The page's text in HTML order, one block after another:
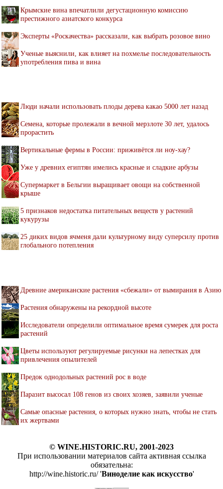
Крымские вина впечатлили дегустационную комиссию
престижного азиатского конкурса
Эксперты «Роскачества» рассказали, как выбрать розовое вино
Ученые выяснили, как влияет на похмелье последовательность
употребления пива и вина
Люди начали использовать плоды дерева какао 5000 лет назад
Семена, которые пролежали в вечной мерзлоте 30 лет, удалось
прорастить
Вертикальные фермы в России: приживётся ли ноу-хау?
Уже у древних египтян имелись красные и сладкие арбузы
Супермаркет в Бельгии выращивает овощи на собственной
крыше
5 признаков недостатка питательных веществ у растений
кукурузы
25 диких видов ячменя дали культурному виду суперсилу против
глобального потепления
Древние американские растения «сбежали» от вымирания в Азию
Растения обнаружены на рекордной высоте
Исследователи определили оптимальное время сумерек для роста
растений
Цветы используют регулируемые рисунки на лепестках для
привлечения опылителей
Предок однодольных растений рос в воде
Паразит высосал 108 генов из своих хозяев, заявили ученые
Самые опасные растения, о которых нужно знать, чтобы не стать
их жертвами
© WINE.HISTORIC.RU, 2001-2023
При использовании материалов сайта активная ссылка
обязательна:
http://wine.historic.ru/ 'Виноделие как искусство'